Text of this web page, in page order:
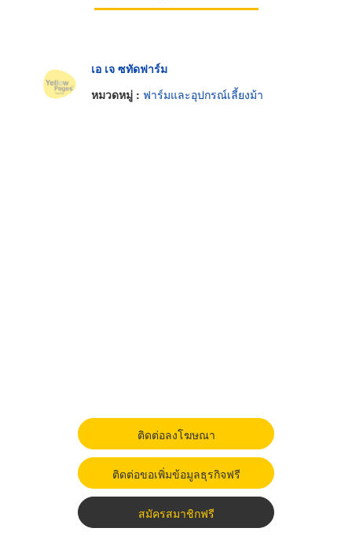
เอ เจ ซทัดฟาร์ม
หมวดหมู่ : ฟาร์มและอุปกรณ์เลี้ยงม้า
ติดต่อลงโฆษณา
ติดต่อขอเพิ่มข้อมูลธุรกิจฟรี
สมัครสมาชิกฟรี